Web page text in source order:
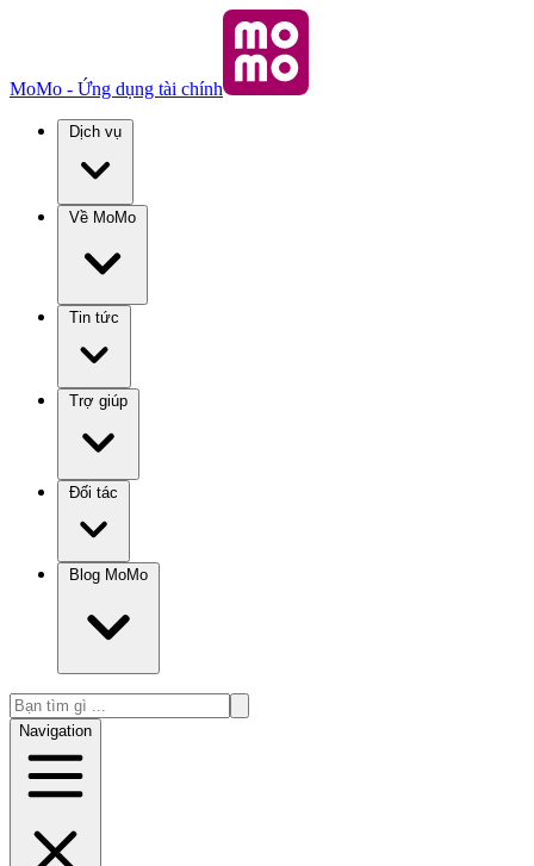
MoMo - Ứng dụng tài chính
Dịch vụ
Về MoMo
Tin tức
Trợ giúp
Đối tác
Blog MoMo
Navigation